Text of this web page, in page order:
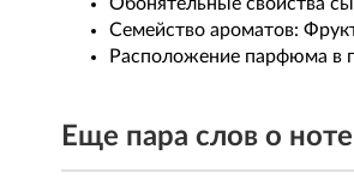
Обонятельные свойства
Семейство ароматов:
Расположение парфюма в
Еще пара слов о